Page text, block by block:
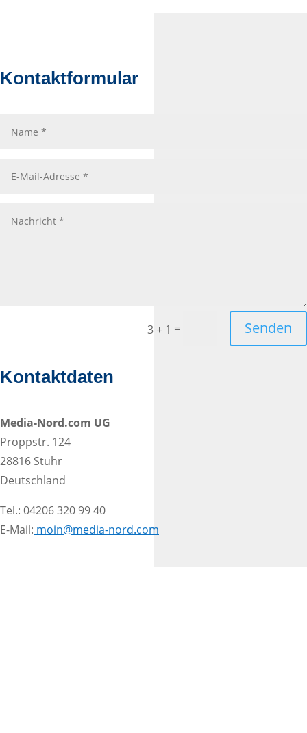
Kontaktformular
3 + 1 = Senden
Kontaktdaten
Media-Nord.com UG
Proppstr. 124
28816 Stuhr
Deutschland
Tel.: 04206 320 99 40
E-Mail: moin@media-nord.com